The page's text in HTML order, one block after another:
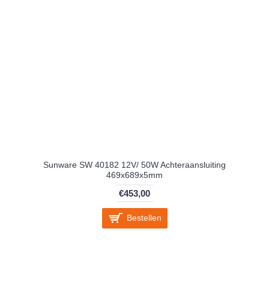
Sunware SW 40182 12V/ 50W Achteraansluiting
469x689x5mm
€453,00
Bestellen